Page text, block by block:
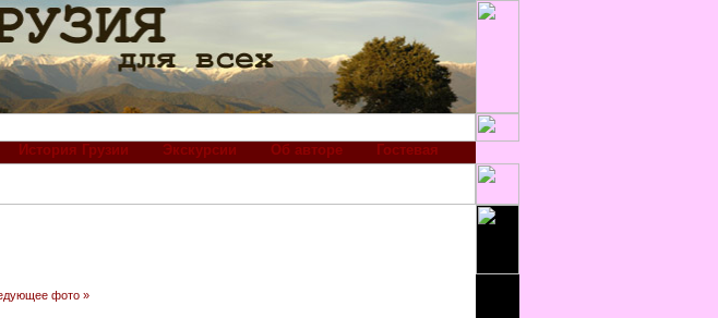
История Грузии Экскурсии Об авторе Гостевая
фото »